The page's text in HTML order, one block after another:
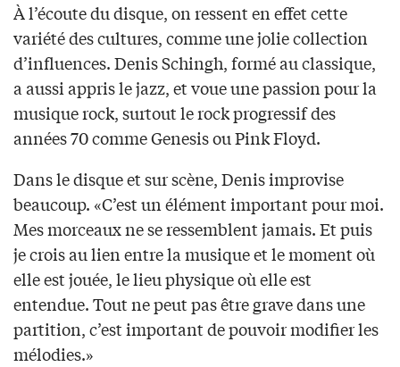
À l’écoute du disque, on ressent en effet cette
variété des cultures, comme une jolie collection
d’influences. Denis Schingh, formé au classique,
a aussi appris le jazz, et voue une passion pour la
musique rock, surtout le rock progressif des
années 70 comme Genesis ou Pink Floyd.
Dans le disque et sur scène, Denis improvise
beaucoup. «C’est un élément important pour moi.
Mes morceaux ne se ressemblent jamais. Et puis
je crois au lien entre la musique et le moment où
elle est jouée, le lieu physique où elle est
entendue. Tout ne peut pas être grave dans une
partition, c’est important de pouvoir modifier les
mélodies.»